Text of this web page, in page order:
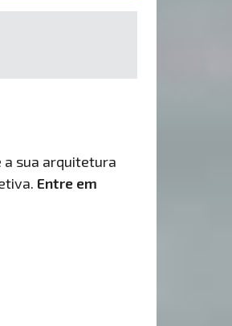
a sua arquitetura
Entre em